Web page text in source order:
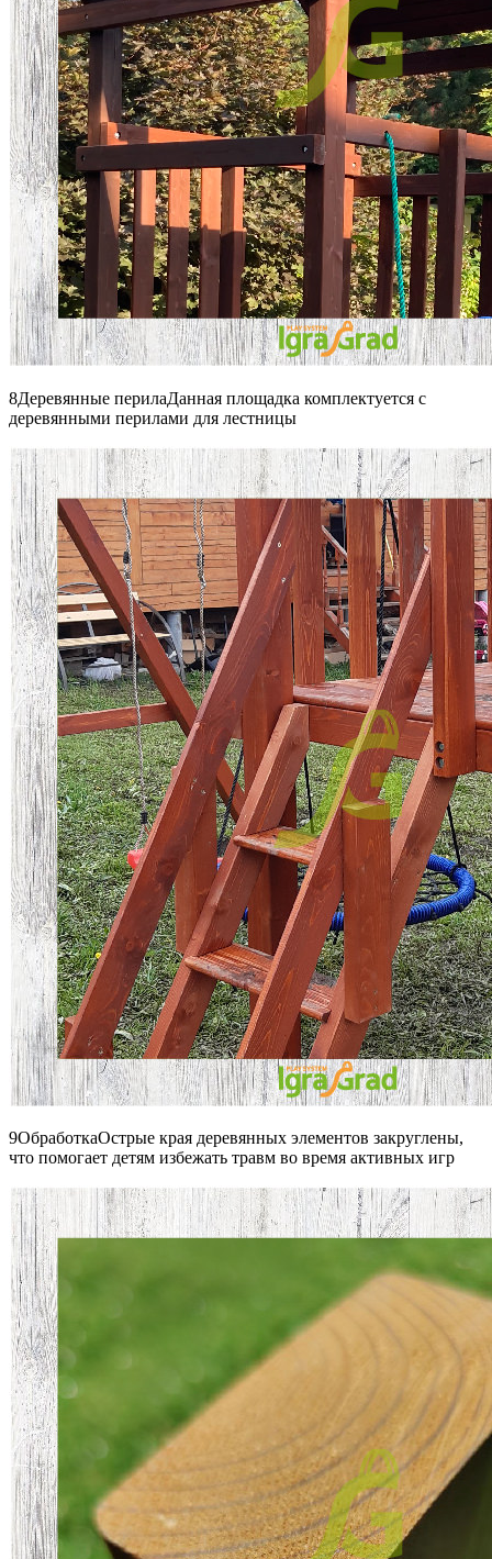
8Деревянные перилаДанная площадка комплектуется с
деревянными перилами для лестницы
9ОбработкаОстрые края деревянных элементов закруглены,
что помогает детям избежать травм во время активных игр